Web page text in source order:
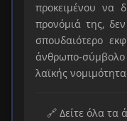
προκειμένου να
προνόμιά της,
σπουδαιότερο
άνθρωπο-
λαϊκής
🔗 Δείτε όλα τα